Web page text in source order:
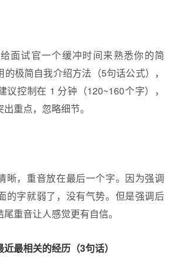
面试官一个缓冲时间来熟悉你的简
极简自我介绍方法（5句话公式），
议控制在 1 分钟（120~160个字），
重点，忽略细节。
晰，重音放在最后一个字。因为强调
的字就弱了，没有气势。但是强调后
重音让人感觉更有自信。
最相关的经历（3句话）